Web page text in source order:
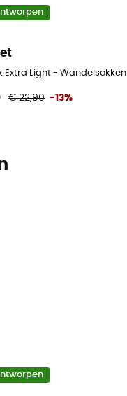
Extra Light - Wandelsokken
€ 22,90 -13%